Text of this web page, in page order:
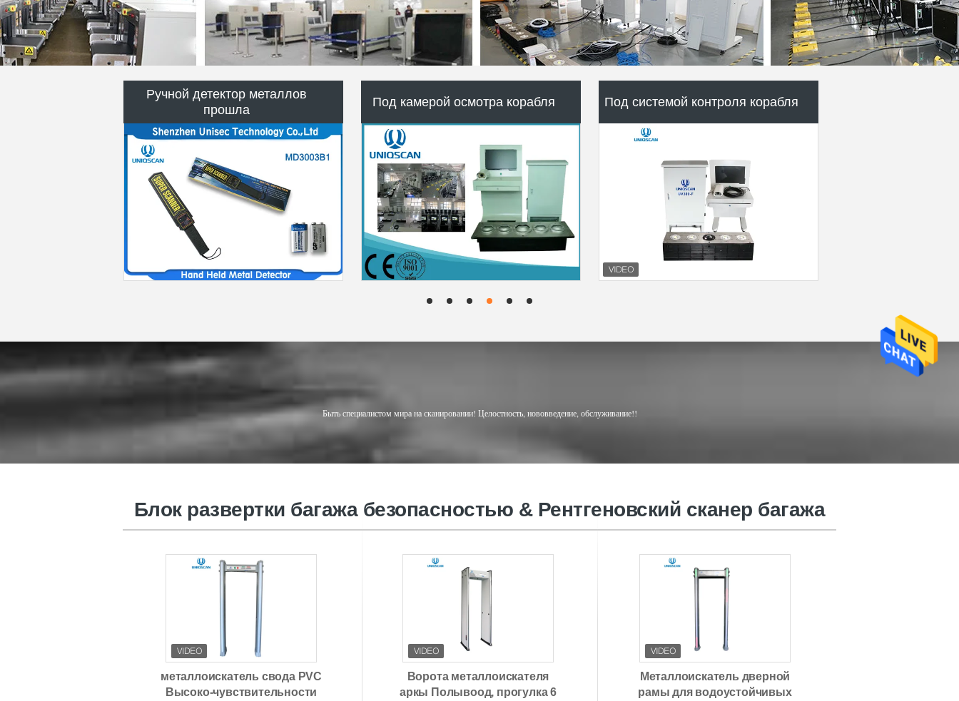
гидровлические поднимая палы Гидровлический блокатор дороги Барьер шипа покрышки
"Трайпод" турникет ворота
безопасностью
Рентгеновский сканер багажа X блок развертки багажа Рэй
Быть специалистом мира на сканировании! Целостность, нововведение, обслуживание!!
Блок развертки багажа безопасностью & Рентгеновский сканер багажа
металлоискатель свода PVC
Высоко-чувствительности
Ворота металлоискателя
аркы Полывоод, прогулка 6
Металлоискатель дверной
рамы для водоустойчивых